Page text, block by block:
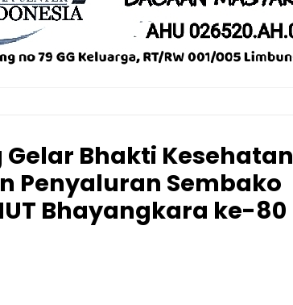
Gelar Bhakti Kesehatan
Penyaluran Sembako
Bhayangkara ke-80